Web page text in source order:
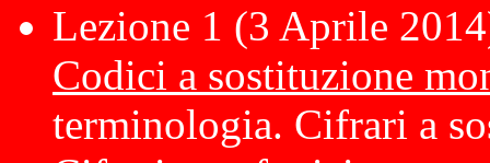
Lezione 1 (3 Aprile
Codici a sostituzione
terminologia. Cifrari a